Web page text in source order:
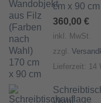
cm x 90 cm
360,00 €
inkl. MwSt.
zzgl.
Lieferzeit: 14